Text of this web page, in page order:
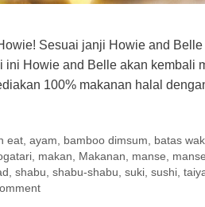
Sesuai janji Howie and
ini Howie and Belle akan kembali
100% makanan halal
eat ,ayam bamboo dimsum batas
makan Makanan manse
shabu shabu-shabu suki sushi